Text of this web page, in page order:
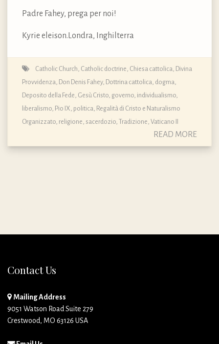
Padre Fahey, prega per noi!
Kyrie eleison.Londra, Inghilterra
Catholic Church Catholic doctrine Chiesa cattolica Divina
Provvidenza Don Denis Fahey, Dottrina cattolica, dogma,
Deposito della Fede Gesù Cristo governo individualismo
liberalismo Pio IX politica Regalità di Cristo e Naturalismo
Organizzato religione sacerdozio Tradizione Vaticano II
READ MORE
Contact Us
Mailing Address
9051 Watson Road Suite 279
Crestwood, MO 63126 USA